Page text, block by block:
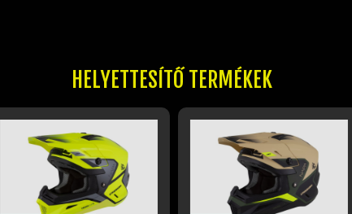
HELYETTESÍTŐ TERMÉKEK